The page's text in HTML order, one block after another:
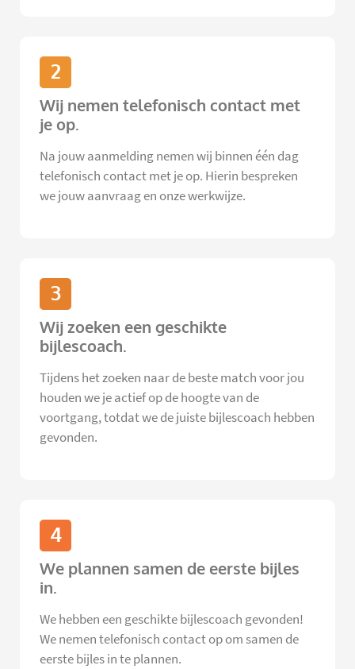
2
Wij nemen telefonisch contact met
je op.
Na jouw aanmelding nemen wij binnen één dag
telefonisch contact met je op. Hierin bespreken
we jouw aanvraag en onze werkwijze.
3
Wij zoeken een geschikte
bijlescoach.
Tijdens het zoeken naar de beste match voor jou
houden we je actief op de hoogte van de
voortgang, totdat we de juiste bijlescoach hebben
gevonden.
4
We plannen samen de eerste bijles
in.
We hebben een geschikte bijlescoach gevonden!
We nemen telefonisch contact op om samen de
eerste bijles in te plannen.